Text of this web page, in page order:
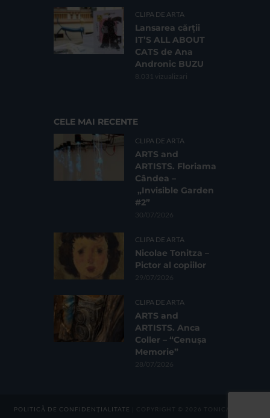
CLIPA DE ARTA
Lansarea cărții
IT’S ALL ABOUT
CATS de Ana
Andronic BUZU
8.031 vizualizari
CELE MAI RECENTE
CLIPA DE ARTA
ARTS and
ARTISTS. Floriama
Cândea –
„Invisible Garden
#2”
30/07/2026
CLIPA DE ARTA
Nicolae Tonitza –
Pictor al copiilor
29/07/2026
CLIPA DE ARTA
ARTS and
ARTISTS. Anca
Coller – “Cenușa
Memorie”
28/07/2026
POLITICĂ DE CONFIDENȚIALITATE | COPYRIGHT © 2026 TONICA GROUP